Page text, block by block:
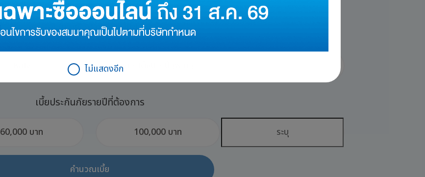
คำนวณเบี้ยประกันภัย
กรอกข้อมูลเพื่อคำนวณเบี้ยของคุณ
เบี้ยประกันภัยรายปีที่ต้องการ
60,000 บาท 100,000 บาท
คำนวณเบี้ย
ไม่แสดงอีก